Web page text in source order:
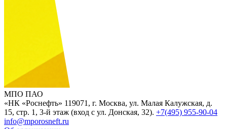
МПО ПАО
«НК «Роснефть» 119071, г. Москва, ул. Малая Калужская, д.
15, стр. 1, 3-й этаж (вход с ул. Донская, 32). +7(495) 955-90-04
info@mporosneft.ru